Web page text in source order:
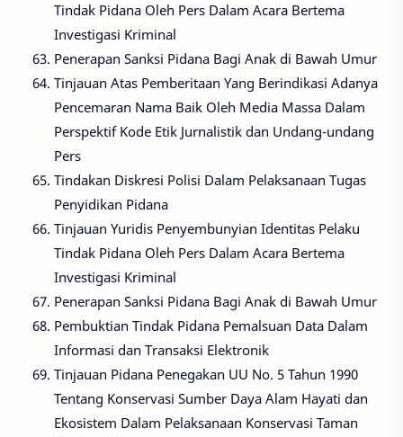
Tindak Pidana Oleh Pers Dalam Acara Bertema
Investigasi Kriminal
Penerapan Sanksi Pidana Bagi Anak di Bawah Umur
Tinjauan Atas Pemberitaan Yang Berindikasi Adanya
Pencemaran Nama Baik Oleh Media Massa Dalam
Perspektif Kode Etik Jurnalistik dan Undang-undang
Pers
Tindakan Diskresi Polisi Dalam Pelaksanaan Tugas
Penyidikan Pidana
Tinjauan Yuridis Penyembunyian Identitas Pelaku
Tindak Pidana Oleh Pers Dalam Acara Bertema
Investigasi Kriminal
Penerapan Sanksi Pidana Bagi Anak di Bawah Umur
Pembuktian Tindak Pidana Pemalsuan Data Dalam
Informasi dan Transaksi Elektronik
Tinjauan Pidana Penegakan UU No. 5 Tahun 1990
Tentang Konservasi Sumber Daya Alam Hayati dan
Ekosistem Dalam Pelaksanaan Konservasi Taman